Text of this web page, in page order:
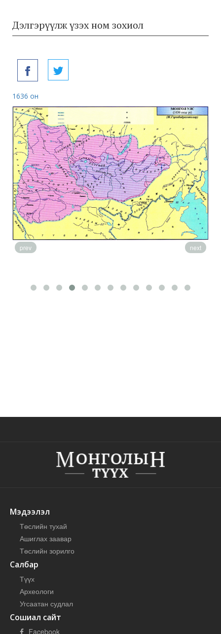
Дэлгэрүүлж үзэх ном зохиол
1636 он
prev next
Мэдээлэл
Төслийн тухай
Ашиглах заавар
Төслийн зорилго
Салбар
Түүх
Археологи
Угсаатан судлал
Сошиал сайт
Facebook